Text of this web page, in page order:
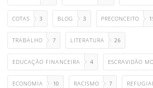
COTAS 3 BLOG 3 PRECONCEITO
TRABALHO 7 LITERATURA 26
EDUCAÇÃO FINANCEIRA 4 ESCRAVIDÃO
ECONOMIA 10 RACISMO 7